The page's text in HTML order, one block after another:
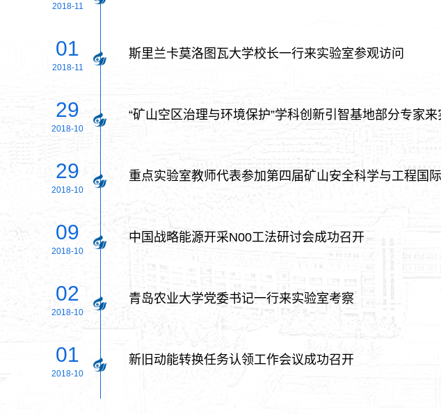
2018-11
01
2018-11
斯里兰卡莫洛图瓦大学校长一行来实验室参观访问
29
2018-10
“矿山空区治理与环境保护”学科创新引智基地部分专家
29
2018-10
重点实验室教师代表参加第四届矿山安全科学与工程国
09
2018-10
中国战略能源开采N00工法研讨会成功召开
02
2018-10
青岛农业大学党委书记一行来实验室考察
01
2018-10
新旧动能转换任务认领工作会议成功召开